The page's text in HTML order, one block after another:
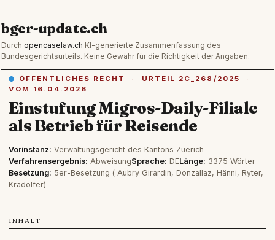
bger-update.ch
Durch opencaselaw.ch KI-generierte Zusammenfassung des
Bundesgerichtsurteils. Keine Gewähr für die Richtigkeit der Angaben.
ÖFFENTLICHES RECHT · URTEIL 2C_268/2025 ·
VOM 16.04.2026
Einstufung Migros-Daily-Filiale
als Betrieb für Reisende
Vorinstanz: Verwaltungsgericht des Kantons Zuerich
Verfahrensergebnis: AbweisungSprache: DELänge: 3375 Wörter
Besetzung: 5er-Besetzung ( Aubry Girardin, Donzallaz, Hänni, Ryter,
Kradolfer)
INHALT